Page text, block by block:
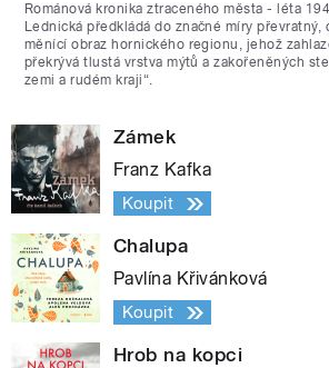
Románová kronika ztraceného města - léta
Lednická předkládá do značné míry převratný,
měnící obraz hornického regionu, jehož
překrývá tlustá vrstva mýtů a zakořeněných
zemi a rudém kraji“.
Zámek
Franz Kafka
Koupit
Chalupa
Pavlína Křivánková
Koupit
Hrob na kopci